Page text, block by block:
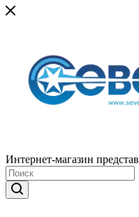
Интернет-магазин